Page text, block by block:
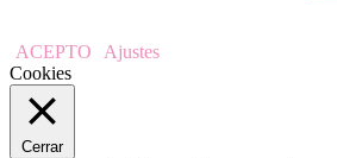
ACEPTO
Ajustes
Cookies
Cerrar